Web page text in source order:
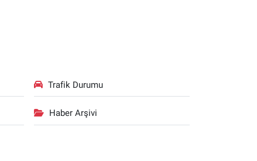
Trafik Durumu
Haber Arşivi